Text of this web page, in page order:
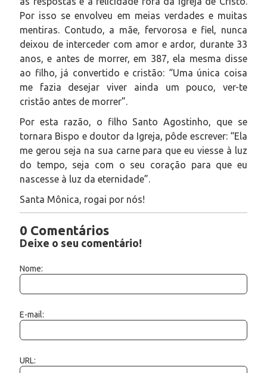
Por isso se envolveu em meias verdades e muitas
mentiras. Contudo, a mãe, fervorosa e fiel, nunca
deixou de interceder com amor e ardor, durante 33
anos, e antes de morrer, em 387, ela mesma disse
ao filho, já convertido e cristão: “Uma única coisa
me fazia desejar viver ainda um pouco, ver-te
cristão antes de morrer”.
Por esta razão, o filho Santo Agostinho, que se
tornara Bispo e doutor da Igreja, pôde escrever: “Ela
me gerou seja na sua carne para que eu viesse à luz
do tempo, seja com o seu coração para que eu
nascesse à luz da eternidade”.
Santa Mônica, rogai por nós!
0 Comentários
Deixe o seu comentário!
Nome:
E-mail:
URL: